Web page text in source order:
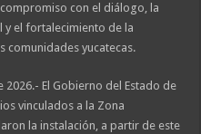
con el diálogo, la
el fortalecimiento de la
comunidades yucatecas.
2026.- El Gobierno del Estado de
vinculados a la Zona
la instalación, a partir de este